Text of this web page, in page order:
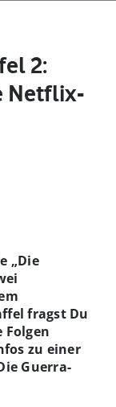
2:
Netflix-
„Die
fragst Du
zu einer
Guerra-